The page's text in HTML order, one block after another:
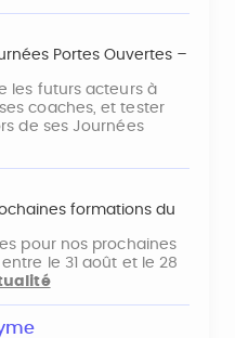
Portes Ouvertes –
les futurs acteurs à
coaches, et tester
de ses Journées
formations du
pour nos prochaines
le 31 août et le 28